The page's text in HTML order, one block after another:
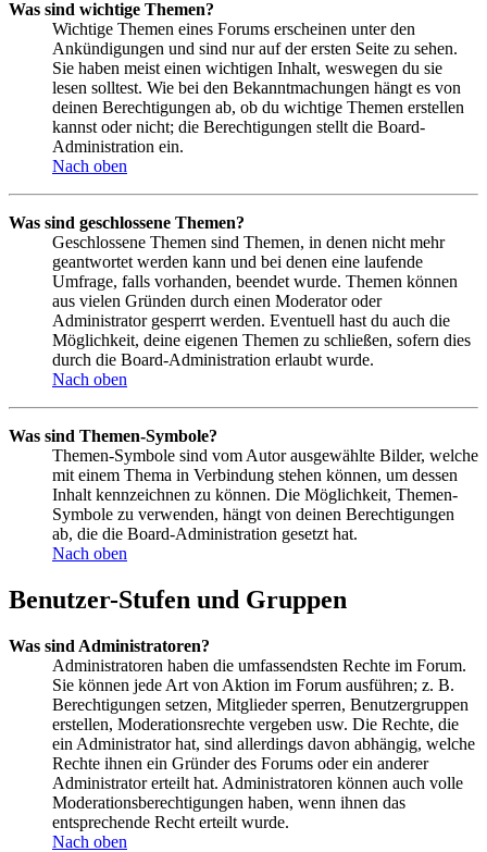
Was sind wichtige Themen?
Wichtige Themen eines Forums erscheinen unter den
Ankündigungen und sind nur auf der ersten Seite zu sehen.
Sie haben meist einen wichtigen Inhalt, weswegen du sie
lesen solltest. Wie bei den Bekanntmachungen hängt es von
deinen Berechtigungen ab, ob du wichtige Themen erstellen
kannst oder nicht; die Berechtigungen stellt die Board-
Administration ein.
Nach oben
Was sind geschlossene Themen?
Geschlossene Themen sind Themen, in denen nicht mehr
geantwortet werden kann und bei denen eine laufende
Umfrage, falls vorhanden, beendet wurde. Themen können
aus vielen Gründen durch einen Moderator oder
Administrator gesperrt werden. Eventuell hast du auch die
Möglichkeit, deine eigenen Themen zu schließen, sofern dies
durch die Board-Administration erlaubt wurde.
Nach oben
Was sind Themen-Symbole?
Themen-Symbole sind vom Autor ausgewählte Bilder, welche
mit einem Thema in Verbindung stehen können, um dessen
Inhalt kennzeichnen zu können. Die Möglichkeit, Themen-
Symbole zu verwenden, hängt von deinen Berechtigungen
ab, die die Board-Administration gesetzt hat.
Nach oben
Benutzer-Stufen und Gruppen
Was sind Administratoren?
Administratoren haben die umfassendsten Rechte im Forum.
Sie können jede Art von Aktion im Forum ausführen; z. B.
Berechtigungen setzen, Mitglieder sperren, Benutzergruppen
erstellen, Moderationsrechte vergeben usw. Die Rechte, die
ein Administrator hat, sind allerdings davon abhängig, welche
Rechte ihnen ein Gründer des Forums oder ein anderer
Administrator erteilt hat. Administratoren können auch volle
Moderationsberechtigungen haben, wenn ihnen das
entsprechende Recht erteilt wurde.
Nach oben